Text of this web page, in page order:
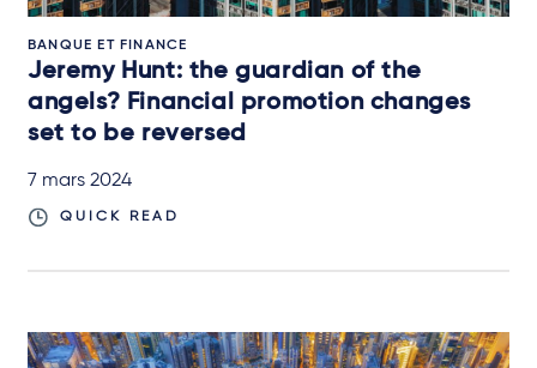
BANQUE ET FINANCE
Jeremy Hunt: the guardian of the
angels? Financial promotion changes
set to be reversed
7 mars 2024
QUICK READ